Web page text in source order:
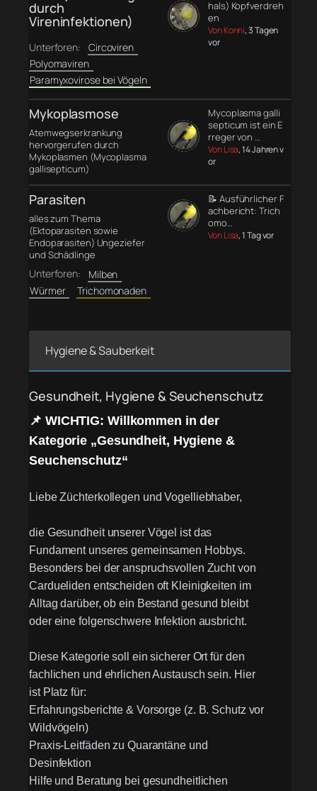
durch
Vireninfektionen)
Unterforen:
Circoviren
Polyomaviren
Paramyxovirose bei Vögeln
hals) Kopfverdreh
en
Von Konni, 3 Tagen
vor
Mykoplasmose
Atemwegserkrankung
hervorgerufen durch
Mykoplasmen (Mycoplasma
gallisepticum)
Mycoplasma galli
septicum ist ein E
rreger von …
Von Lisa, 14 Jahren v
or
Parasiten
alles zum Thema
(Ektoparasiten sowie
Endoparasiten) Ungeziefer
und Schädlinge
Unterforen:
Milben
Würmer
Trichomonaden
📝 Ausführlicher F
achbericht: Trich
omo…
Von Lisa, 1 Tag vor
Hygiene & Sauberkeit
Gesundheit, Hygiene & Seuchenschutz
📌 WICHTIG: Willkommen in der
Kategorie „Gesundheit, Hygiene &
Seuchenschutz“
Liebe Züchterkollegen und Vogelliebhaber,
die Gesundheit unserer Vögel ist das
Fundament unseres gemeinsamen Hobbys.
Besonders bei der anspruchsvollen Zucht von
Cardueliden entscheiden oft Kleinigkeiten im
Alltag darüber, ob ein Bestand gesund bleibt
oder eine folgenschwere Infektion ausbricht.
Diese Kategorie soll ein sicherer Ort für den
fachlichen und ehrlichen Austausch sein. Hier
ist Platz für:
Erfahrungsberichte & Vorsorge (z. B. Schutz vor
Wildvögeln)
Praxis-Leitfäden zu Quarantäne und
Desinfektion
Hilfe und Beratung bei gesundheitlichen